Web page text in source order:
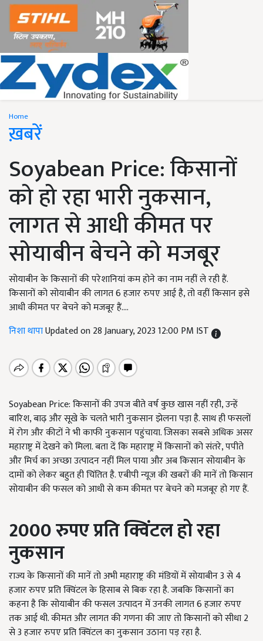
Home
ख़बरें
Soyabean Price: किसानों
को हो रहा भारी नुकसान,
लागत से आधी कीमत पर
सोयाबीन बेचने को मजबूर
सोयाबीन के किसानों की परेशानियां कम होने का नाम नहीं ले रही हैं.
किसानों को सोयाबीन की लागत 6 हजार रुपए आई है, तो वहीं किसान इसे
आधी कीमत पर बेचने को मजबूर हैं....
निशा थापाUpdated on 28 January, 2023 12:00 PM IST
Soyabean Price: किसानों की उपज बीते वर्ष कुछ खास नहीं रही, उन्हें
बारिश, बाढ़ और सूखे के चलते भारी नुकसान झेलना पड़ा है. साथ ही फसलों
में रोग और कीटों ने भी काफी नुकसान पहुंचाया. जिसका सबसे अधिक असर
महाराष्ट्र में देखने को मिला. बता दें कि महाराष्ट्र में किसानों को संतरे, पपीते
और मिर्च का अच्छा उत्पादन नहीं मिल पाया और अब किसान सोयाबीन के
दामों को लेकर बहुत ही चिंतित है. एबीपी न्यूज की खबरों की मानें तो किसान
सोयाबीन की फसल को आधी से कम कीमत पर बेचने को मजबूर हो गए हैं.
2000 रुपएप्रति क्विंटल हो रहा
नुकसान
राज्य के किसानों की मानें तो अभी महाराष्ट्र की मंडियों में सोयाबीन 3 से 4
हजार रुपए प्रति क्विंटल के हिसाब से बिक रहा है. जबकि किसानों का
कहना है कि सोयाबीन की फसल उत्पादन में उनकी लागत 6 हजार रुपए
तक आई थी. कीमत और लागत की गणना की जाए तो किसानों को सीधा 2
से 3 हजार रुपए प्रति क्विंटल का नुकसान उठाना पड़ रहा है.